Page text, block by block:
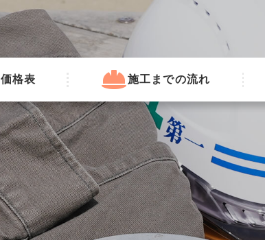
価格表 施工までの流れ